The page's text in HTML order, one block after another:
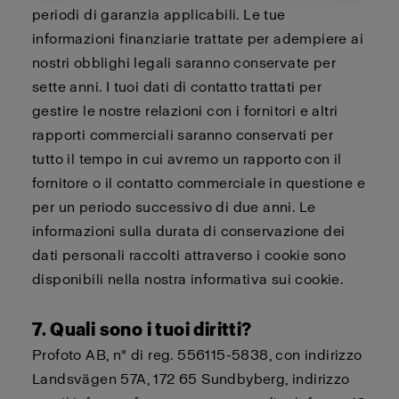
periodi di garanzia applicabili. Le tue
informazioni finanziarie trattate per adempiere ai
nostri obblighi legali saranno conservate per
sette anni. I tuoi dati di contatto trattati per
gestire le nostre relazioni con i fornitori e altri
rapporti commerciali saranno conservati per
tutto il tempo in cui avremo un rapporto con il
fornitore o il contatto commerciale in questione e
per un periodo successivo di due anni. Le
informazioni sulla durata di conservazione dei
dati personali raccolti attraverso i cookie sono
disponibili nella nostra informativa sui cookie.
7. Quali sono i tuoi diritti?
Profoto AB, n° di reg. 556115-5838, con indirizzo
Landsvägen 57A, 172 65 Sundbyberg, indirizzo